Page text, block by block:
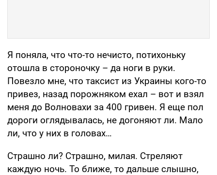
Я поняла, что что-то нечисто, потихоньку
отошла в стороночку – да ноги в руки.
Повезло мне, что таксист из Украины кого-то
привез, назад порожняком ехал – вот и взял
меня до Волновахи за 400 гривен. Я еще пол
дороги оглядывалась, не догоняют ли. Мало
ли, что у них в головах…
Страшно ли? Страшно, милая. Стреляют
каждую ночь. То ближе, то дальше слышно,